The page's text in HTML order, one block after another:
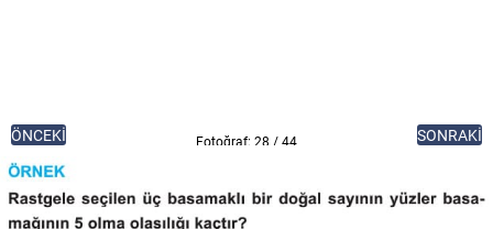
ÖNCEKİ Fotoğraf: 28 / 44 SONRAKİ